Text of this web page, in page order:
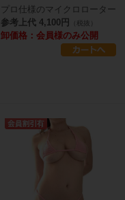
プロ仕様のマイクロローター
参考上代 4,100円
（税抜）
卸価格：会員様のみ公開